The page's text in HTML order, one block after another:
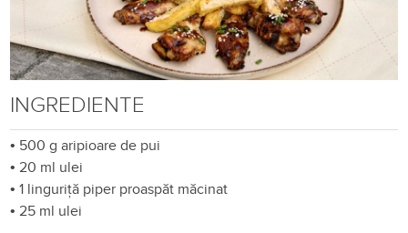
INGREDIENTE
• 500 g aripioare de pui
• 20 ml ulei
•1 linguriță piper proaspăt măcinat
• 25 ml ulei